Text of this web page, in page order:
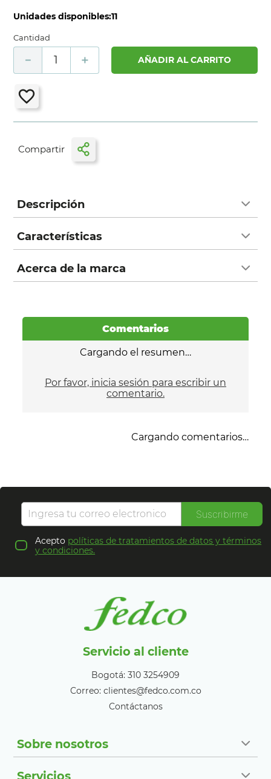
Unidades disponibles:11
Cantidad
＋
－ AÑADIR AL CARRITO
Descripción
Características
Acerca de la marca
Comentarios
Cargando el resumen…
Por favor, inicia sesión para escribir un
comentario.
Cargando comentarios…
Suscribirme
Acepto políticas de tratamientos de datos y términos
y condiciones.
Servicio al cliente
Bogotá: 310 3254909
Correo: clientes@fedco.com.co
Contáctanos
Sobre nosotros